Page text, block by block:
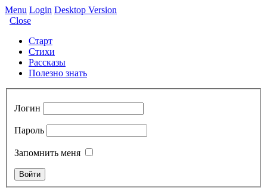
Menu Login Desktop Version
Close
Старт
Стихи
Рассказы
Полезно знать
Логин
Пароль
Запомнить меня